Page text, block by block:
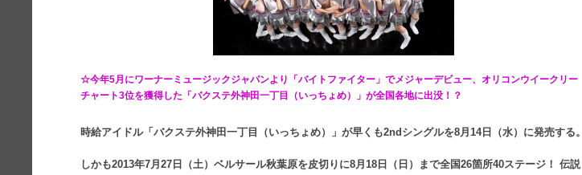
☆今年5月にワーナーミュージックジャパンより「バイトファイター」でメジャーデビュー、オリコンウイークリー
チャート3位を獲得した「バクステ外神田一丁目（いっちょめ）」が全国各地に出没！？
時給アイドル「バクステ外神田一丁目（いっちょめ）」が早くも2ndシングルを8月14日（水）に発売する。
しかも2013年7月27日（土）ベルサール秋葉原を皮切りに8月18日（日）まで全国26箇所40ステージ！ 伝説